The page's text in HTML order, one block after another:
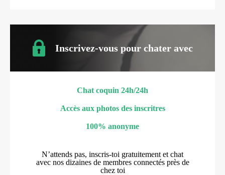
Inscrivez-vous pour chater avec
Chat coquin 24h/24h
Accès aux photos des inscritres
100% anonyme
N’attends pas, inscris-toi gratuitement et chat
avec nos dizaines de membres connectés près de
chez toi